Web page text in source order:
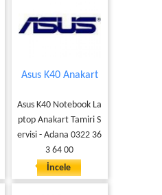
Asus K40 Anakart
Asus K40 Notebook La
ptop Anakart Tamiri S
ervisi - Adana 0322 36
3 64 00
İncele